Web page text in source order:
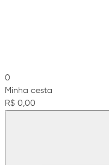
0
Minha cesta
R$ 0,00